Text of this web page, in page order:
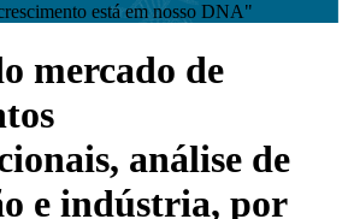
está em nosso DNA"
mercado de
análise de
e indústria, por